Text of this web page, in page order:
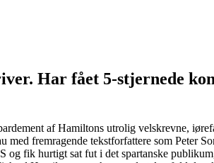
Har fået 5-stjernede
af Hamiltons utrolig velskrevne,
med fremragende tekstforfattere som Peter
og fik hurtigt sat fut i det spartanske